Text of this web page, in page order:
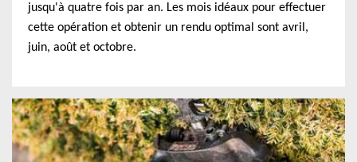
jusqu'à quatre fois par an. Les mois idéaux pour effectuer
cette opération et obtenir un rendu optimal sont avril,
juin, août et octobre.